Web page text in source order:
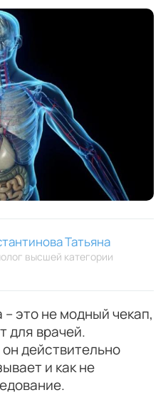
Татьяна
высшей категории
это не модный чекап,
для врачей.
действительно
и как не